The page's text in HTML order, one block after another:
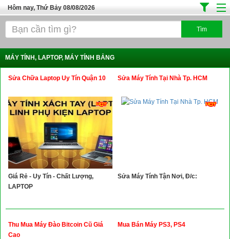
Hôm nay, Thứ Bảy 08/08/2026
Trang chủ
Ô Tô Xe Máy
Đồ Dùng Nội Ngoại Thất
Điện Tử Điện Máy
Làm Đẹp
Thời Trang
Việc Làm
Xây Dựng
MÁY TÍNH, LAPTOP, MÁY TÍNH BẢNG
Sửa Chữa Laptop Uy Tín Quận 10
Giá Rẻ - Uy Tín - Chất Lượng,
LAPTOP
Sửa Máy Tính Tại Nhà Tp. HCM
Sửa Máy Tính Tận Nơi, Đ/c:
Thu Mua Máy Đào Bitcoin Cũ Giá
Cao
Mua Bán Máy PS3, PS4